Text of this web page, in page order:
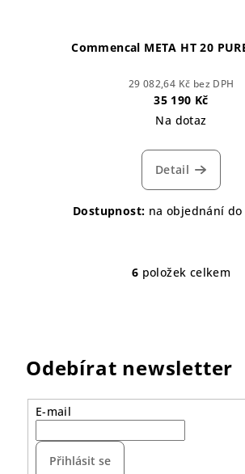
Commencal META HT 20
29 082,64 Kč bez DPH
35 190 Kč
Na dotaz
Detail
Dostupnost: na objednání
O
d
a
r
6 položek celkem
Odebírat newsletter
E-mail
Přihlásit se